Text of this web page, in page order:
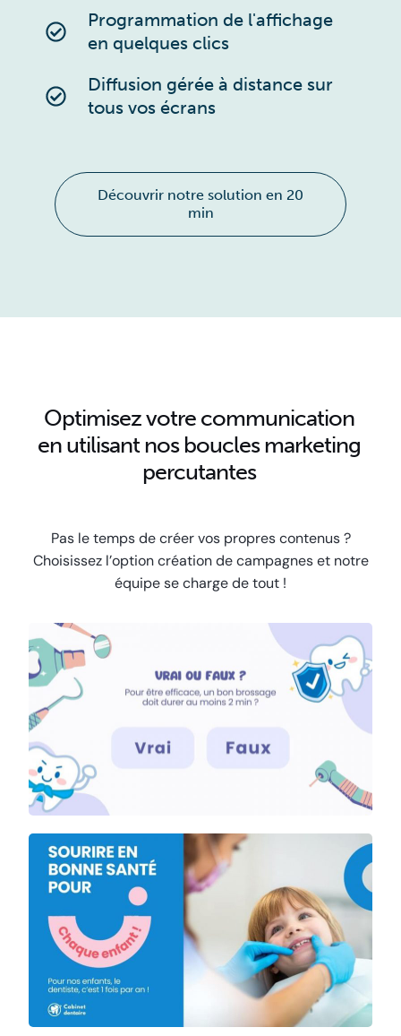
Programmation de l'affichage
en quelques clics
Diffusion gérée à distance sur
tous vos écrans
Découvrir notre solution en 20
min
Optimisez votre communication
en utilisant nos boucles marketing
percutantes
Pas le temps de créer vos propres contenus ?
Choisissez l’option création de campagnes et notre
équipe se charge de tout !